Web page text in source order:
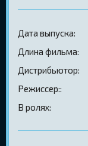
Дата выпуска:
Длина фильма:
Дистрибьютор:
Режиссер::
В ролях: